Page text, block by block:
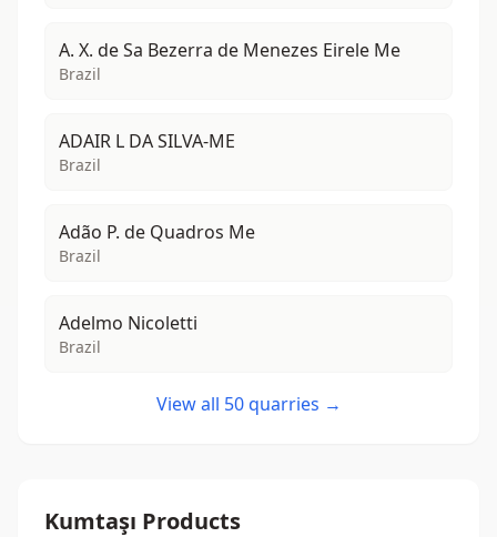
A. X. de Sa Bezerra de Menezes Eirele Me
Brazil
ADAIR L DA SILVA-ME
Brazil
Adão P. de Quadros Me
Brazil
Adelmo Nicoletti
Brazil
View all 50 quarries →
Kumtaşı Products